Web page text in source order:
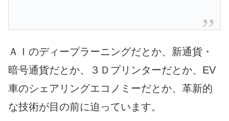
ＡＩのディープラーニングだとか、新通貨・
暗号通貨だとか、３Ｄプリンターだとか、EV
車のシェアリングエコノミーだとか、革新的
な技術が目の前に迫っています。